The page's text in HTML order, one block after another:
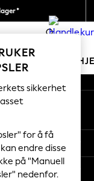
0
sikkerhet
for å få
endre disse
på "Manuell
nedenfor.